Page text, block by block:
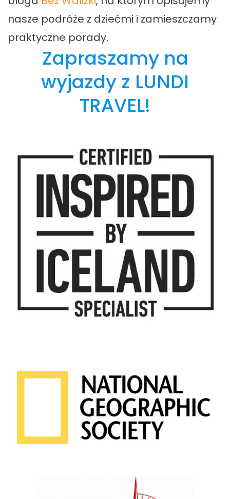
nasze podróże z dziećmi i zamieszczamy
praktyczne porady.
Zapraszamy na
wyjazdy z LUNDI
TRAVEL!